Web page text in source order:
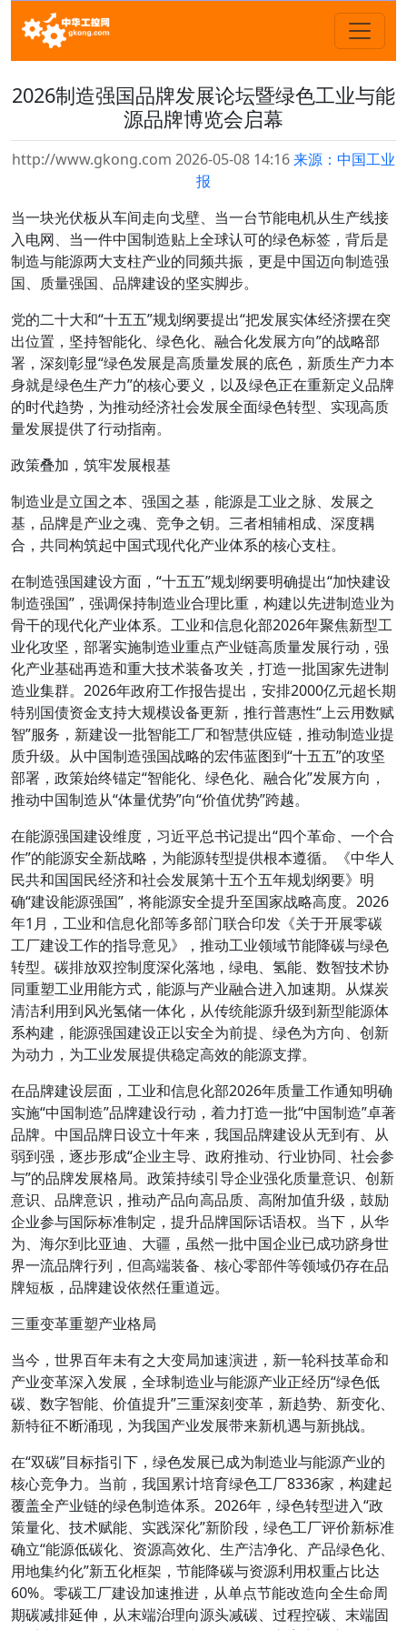
2026制造强国品牌发展论坛暨绿色工业与能
源品牌博览会启幕
http://www.gkong.com 2026-05-08 14:16来源：中国工业
报
当一块光伏板从车间走向戈壁、当一台节能电机从生产线接
入电网、当一件中国制造贴上全球认可的绿色标签，背后是
制造与能源两大支柱产业的同频共振，更是中国迈向制造强
国、质量强国、品牌建设的坚实脚步。
党的二十大和“十五五”规划纲要提出“把发展实体经济摆在突
出位置，坚持智能化、绿色化、融合化发展方向”的战略部
署，深刻彰显“绿色发展是高质量发展的底色，新质生产力本
身就是绿色生产力”的核心要义，以及绿色正在重新定义品牌
的时代趋势，为推动经济社会发展全面绿色转型、实现高质
量发展提供了行动指南。
政策叠加，筑牢发展根基
制造业是立国之本、强国之基，能源是工业之脉、发展之
基，品牌是产业之魂、竞争之钥。三者相辅相成、深度耦
合，共同构筑起中国式现代化产业体系的核心支柱。
在制造强国建设方面，“十五五”规划纲要明确提出“加快建设
制造强国”，强调保持制造业合理比重，构建以先进制造业为
骨干的现代化产业体系。工业和信息化部2026年聚焦新型工
业化攻坚，部署实施制造业重点产业链高质量发展行动，强
化产业基础再造和重大技术装备攻关，打造一批国家先进制
造业集群。2026年政府工作报告提出，安排2000亿元超长期
特别国债资金支持大规模设备更新，推行普惠性“上云用数赋
智”服务，新建设一批智能工厂和智慧供应链，推动制造业提
质升级。从中国制造强国战略的宏伟蓝图到“十五五”的攻坚
部署，政策始终锚定“智能化、绿色化、融合化”发展方向，
推动中国制造从“体量优势”向“价值优势”跨越。
在能源强国建设维度，习近平总书记提出“四个革命、一个合
作”的能源安全新战略，为能源转型提供根本遵循。《中华人
民共和国国民经济和社会发展第十五个五年规划纲要》明
确“建设能源强国”，将能源安全提升至国家战略高度。2026
年1月，工业和信息化部等多部门联合印发《关于开展零碳
工厂建设工作的指导意见》，推动工业领域节能降碳与绿色
转型。碳排放双控制度深化落地，绿电、氢能、数智技术协
同重塑工业用能方式，能源与产业融合进入加速期。从煤炭
清洁利用到风光氢储一体化，从传统能源升级到新型能源体
系构建，能源强国建设正以安全为前提、绿色为方向、创新
为动力，为工业发展提供稳定高效的能源支撑。
在品牌建设层面，工业和信息化部2026年质量工作通知明确
实施“中国制造”品牌建设行动，着力打造一批“中国制造”卓著
品牌。中国品牌日设立十年来，我国品牌建设从无到有、从
弱到强，逐步形成“企业主导、政府推动、行业协同、社会参
与”的品牌发展格局。政策持续引导企业强化质量意识、创新
意识、品牌意识，推动产品向高品质、高附加值升级，鼓励
企业参与国际标准制定，提升品牌国际话语权。当下，从华
为、海尔到比亚迪、大疆，虽然一批中国企业已成功跻身世
界一流品牌行列，但高端装备、核心零部件等领域仍存在品
牌短板，品牌建设依然任重道远。
三重变革重塑产业格局
当今，世界百年未有之大变局加速演进，新一轮科技革命和
产业变革深入发展，全球制造业与能源产业正经历“绿色低
碳、数字智能、价值提升”三重深刻变革，新趋势、新变化、
新特征不断涌现，为我国产业发展带来新机遇与新挑战。
在“双碳”目标指引下，绿色发展已成为制造业与能源产业的
核心竞争力。当前，我国累计培育绿色工厂8336家，构建起
覆盖全产业链的绿色制造体系。2026年，绿色转型进入“政
策量化、技术赋能、实践深化”新阶段，绿色工厂评价新标准
确立“能源低碳化、资源高效化、生产洁净化、产品绿色化、
用地集约化”新五化框架，节能降碳与资源利用权重占比达
60%。零碳工厂建设加速推进，从单点节能改造向全生命周
期碳减排延伸，从末端治理向源头减碳、过程控碳、末端固